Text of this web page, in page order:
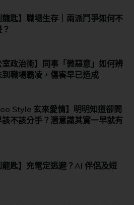
龍匙】職場生存｜兩派鬥爭如何不
室政治術】同事「微惡意」如何辨
到職場霸凌，傷害早已造成
Style 玄來愛情】明明知道卻問
該不該分手？潛意識其實一早就有
龍匙】充電定逃避？AI 伴侶及短